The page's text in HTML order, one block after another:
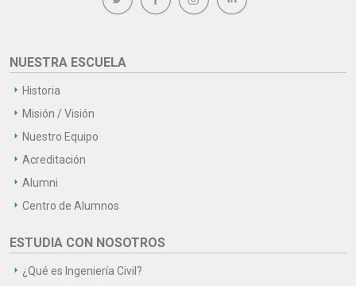
NUESTRA ESCUELA
Historia
Misión / Visión
Nuestro Equipo
Acreditación
Alumni
Centro de Alumnos
ESTUDIA CON NOSOTROS
¿Qué es Ingeniería Civil?